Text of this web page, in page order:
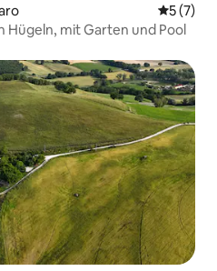
5 (7)
Hügeln, mit Garten und Pool